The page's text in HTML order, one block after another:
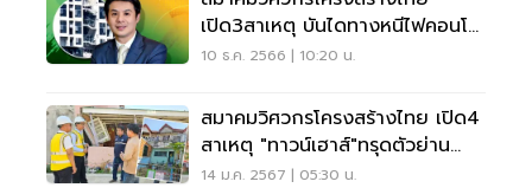
เปิด3สาเหตุ บันไดทางหนีไฟคอนโด
ย่านนนทบุรี ถล่ม
10 ธ.ค. 2566 | 10:20 น.
สมาคมวิศวกรโครงสร้างไทย เปิด4
สาเหตุ "ทาวน์เฮาส์"ทรุดตัวย่าน
สมุทรปราการ
14 ม.ค. 2567 | 05:30 น.